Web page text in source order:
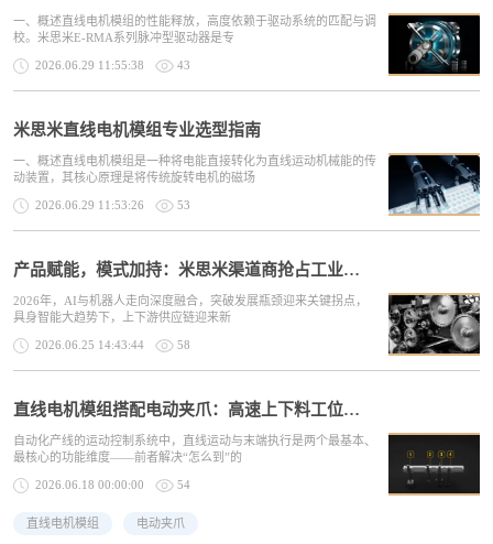
一、概述直线电机模组的性能释放，高度依赖于驱动系统的匹配与调
校。米思米E-RMA系列脉冲型驱动器是专
2026.06.29 11:55:38 43
米思米直线电机模组专业选型指南
一、概述直线电机模组是一种将电能直接转化为直线运动机械能的传
动装置，其核心原理是将传统旋转电机的磁场
2026.06.29 11:53:26 53
产品赋能，模式加持：米思米渠道商抢占工业品渠道新红利
2026年，AI与机器人走向深度融合，突破发展瓶颈迎来关键拐点，
具身智能大趋势下，上下游供应链迎来新
2026.06.25 14:43:44 58
直线电机模组搭配电动夹爪：高速上下料工位增效方案解析
自动化产线的运动控制系统中，直线运动与末端执行是两个最基本、
最核心的功能维度——前者解决“怎么到”的
直线电机模组 电动夹爪
2026.06.18 00:00:00 54